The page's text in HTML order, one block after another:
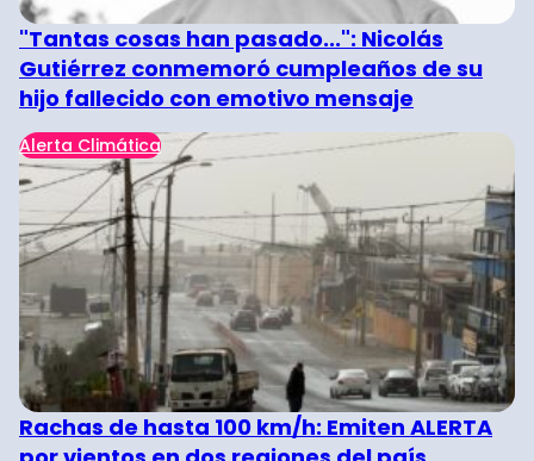
"Tantas cosas han pasado...": Nicolás
Gutiérrez conmemoró cumpleaños de su
hijo fallecido con emotivo mensaje
Alerta Climática
Rachas de hasta 100 km/h: Emiten ALERTA